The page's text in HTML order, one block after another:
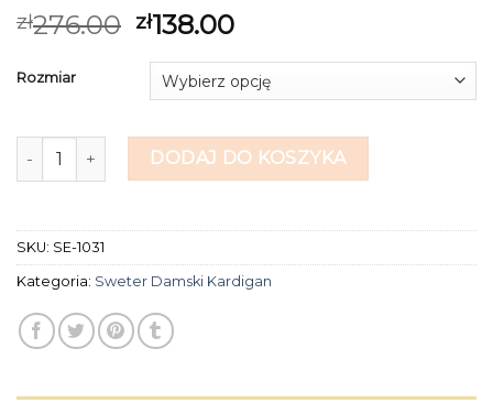
zł276.00 zł138.00
Rozmiar
ilość sweter damski kardiganDODAJ DO KOSZYKA
SKU: SE-1031
Kategoria: Sweter Damski Kardigan